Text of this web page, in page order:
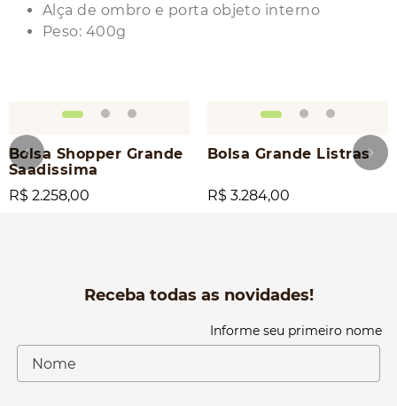
Alça de ombro e porta objeto interno
Peso: 400g
Bolsa Shopper Grande
Saadissima
R$ 2.258,00
Bolsa Grande Listras
R$ 3.284,00
Receba todas as novidades!
Informe seu primeiro nome